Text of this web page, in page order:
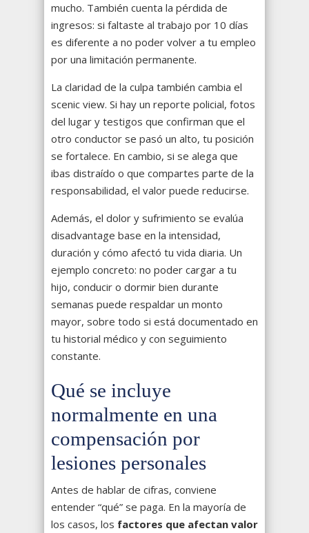
mucho. También cuenta la pérdida de
ingresos: si faltaste al trabajo por 10 días
es diferente a no poder volver a tu empleo
por una limitación permanente.
La claridad de la culpa también cambia el
scenic view. Si hay un reporte policial, fotos
del lugar y testigos que confirman que el
otro conductor se pasó un alto, tu posición
se fortalece. En cambio, si se alega que
ibas distraído o que compartes parte de la
responsabilidad, el valor puede reducirse.
Además, el dolor y sufrimiento se evalúa
disadvantage base en la intensidad,
duración y cómo afectó tu vida diaria. Un
ejemplo concreto: no poder cargar a tu
hijo, conducir o dormir bien durante
semanas puede respaldar un monto
mayor, sobre todo si está documentado en
tu historial médico y con seguimiento
constante.
Qué se incluye
normalmente en una
compensación por
lesiones personales
Antes de hablar de cifras, conviene
entender “qué” se paga. En la mayoría de
los casos, los factores que afectan valor